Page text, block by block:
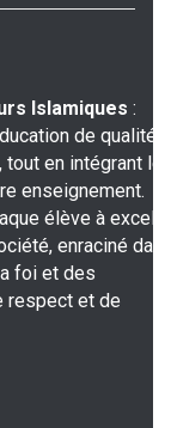
Islamiques :
de qualité,
tout en intégrant
enseignement.
élève à
enraciné
foi et des
respect et de